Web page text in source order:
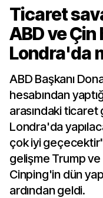
Ticaret
ABD ve
Londra'da
ABD Başkanı
hesabından
arasındaki
Londra'da
çok iyi
gelişme Trump ve
Cinping'in dün
ardından geldi.